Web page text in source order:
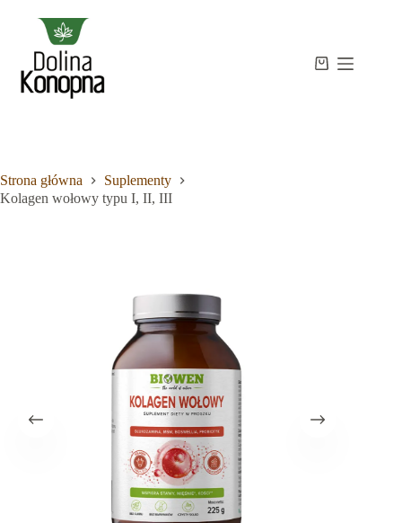
Brak
wyników
Strona
główna
Kontakt
Koszyk
Strona główna
Suplementy
Kolagen wołowy typu I, II, III